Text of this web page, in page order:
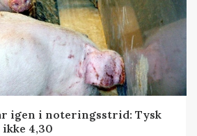
igen i noteringsstrid: Tysk
4,30